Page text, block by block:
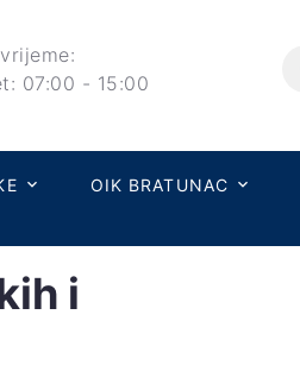
07:00 - 15:00
OIK BRATUNAC
i